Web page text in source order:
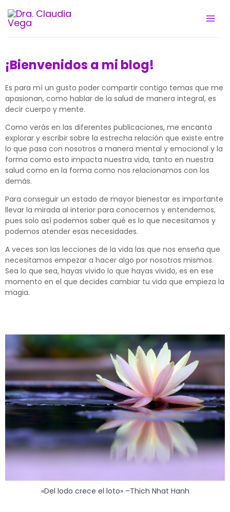
¡Bienvenidos a mi blog!
Es para mí un gusto poder compartir contigo temas que me
apasionan, como hablar de la salud de manera integral, es
decir cuerpo y mente.
Como verás en las diferentes publicaciones, me encanta
explorar y escribir sobre la estrecha relación que existe entre
lo que pasa con nosotros a manera mental y emocional y la
forma como esto impacta nuestra vida, tanto en nuestra
salud como en la forma como nos relacionamos con los
demás.
Para conseguir un estado de mayor bienestar es importante
llevar la mirada al interior para conocernos y entendemos,
pues solo así podemos saber qué es lo que necesitamos y
podemos atender esas necesidades.
A veces son las lecciones de la vida las que nos enseña que
necesitamos empezar a hacer algo por nosotros mismos.
Sea lo que sea, hayas vivido lo que hayas vivido, es en ese
momento en el que decides cambiar tu vida que empieza la
magia.
«Del lodo crece el loto» –Thich Nhat Hanh